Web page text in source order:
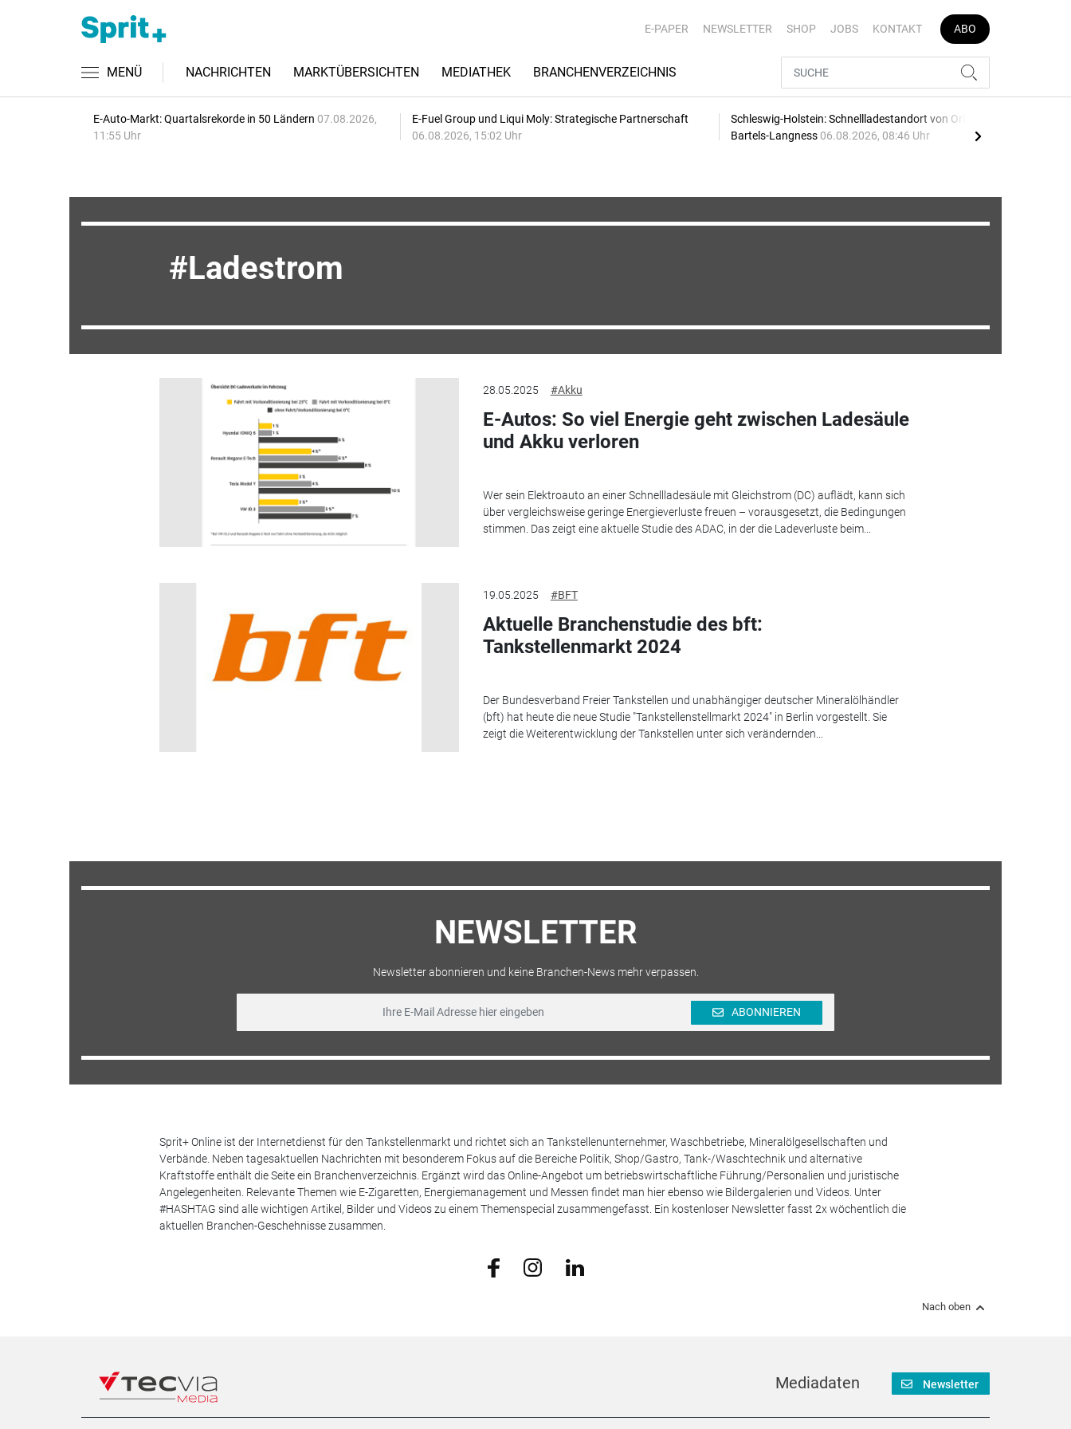
E-PAPER NEWSLETTER SHOP JOBS KONTAKT ABO
MENÜ NACHRICHTEN MARKTÜBERSICHTEN MEDIATHEK BRANCHENVERZEICHNIS
E-Auto-Markt: Quartalsrekorde in 50 Ländern 07.08.2026,
11:55 Uhr
E-Fuel Group und Liqui Moly: Strategische Partnerschaft
06.08.2026, 15:02 Uhr
Schleswig-Holstein: Schnellladestandort von Orlen und
Bartels-Langness 06.08.2026, 08:46 Uhr
Ladestrom
28.05.2025 #Akku
E-Autos: So viel Energie geht zwischen Ladesäule
und Akku verloren
Wer sein Elektroauto an einer Schnellladesäule mit Gleichstrom (DC) auflädt, kann sich
über vergleichsweise geringe Energieverluste freuen – vorausgesetzt, die Bedingungen
stimmen. Das zeigt eine aktuelle Studie des ADAC, in der die Ladeverluste beim...
19.05.2025 #BFT
Aktuelle Branchenstudie des bft:
Tankstellenmarkt 2024
Der Bundesverband Freier Tankstellen und unabhängiger deutscher Mineralölhändler
(bft) hat heute die neue Studie "Tankstellenstellmarkt 2024" in Berlin vorgestellt. Sie
zeigt die Weiterentwicklung der Tankstellen unter sich verändernden...
NEWSLETTER
Newsletter abonnieren und keine Branchen-News mehr verpassen.
ABONNIEREN
Sprit+ Online ist der Internetdienst für den Tankstellenmarkt und richtet sich an Tankstellenunternehmer, Waschbetriebe, Mineralölgesellschaften und
Verbände. Neben tagesaktuellen Nachrichten mit besonderem Fokus auf die Bereiche Politik, Shop/Gastro, Tank-/Waschtechnik und alternative
Kraftstoffe enthält die Seite ein Branchenverzeichnis. Ergänzt wird das Online-Angebot um betriebswirtschaftliche Führung/Personalien und juristische
Angelegenheiten. Relevante Themen wie E-Zigaretten, Energiemanagement und Messen findet man hier ebenso wie Bildergalerien und Videos. Unter
#HASHTAG sind alle wichtigen Artikel, Bilder und Videos zu einem Themenspecial zusammengefasst. Ein kostenloser Newsletter fasst 2x wöchentlich die
aktuellen Branchen-Geschehnisse zusammen.
Nach oben
Mediadaten Newsletter